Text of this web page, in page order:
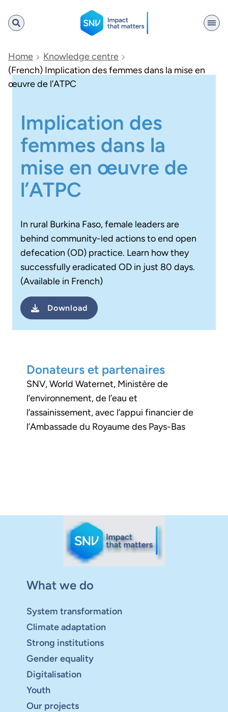
SNV
Home
Knowledge centre
(French) Implication des femmes dans la mise en
œuvre de l’ATPC
Implication des
femmes dans la
mise en œuvre de
l’ATPC
In rural Burkina Faso, female leaders are
behind community-led actions to end open
defecation (OD) practice. Learn how they
successfully eradicated OD in just 80 days.
(Available in French)
Download
Donateurs et partenaires
SNV, World Waternet, Ministère de
l’environnement, de l’eau et
l’assainissement, avec l’appui financier de
l’Ambassade du Royaume des Pays-Bas
What we do
System transformation
Climate adaptation
Strong institutions
Gender equality
Digitalisation
Youth
Our projects